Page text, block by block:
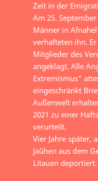
Zeit in der
Am 25.
Männer in
verhafteten ihn.
Mitglieder des
angeklagt. Alle
Extremismus"
eingeschränkt
Außenwelt
2021 zu einer
verurteilt.
Vier Jahre später,
Jaŭhen aus dem
Litauen deportiert.